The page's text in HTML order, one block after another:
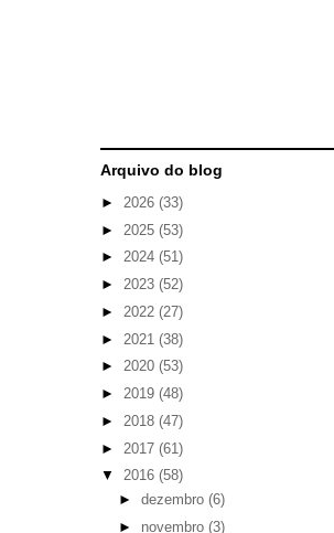
Arquivo do blog
► 2026 (33)
► 2025 (53)
► 2024 (51)
► 2023 (52)
► 2022 (27)
► 2021 (38)
► 2020 (53)
► 2019 (48)
► 2018 (47)
► 2017 (61)
▼ 2016 (58)
► dezembro (6)
► novembro (3)